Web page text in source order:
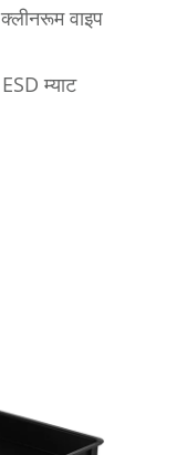
क्लीनरूम वाइप
ESD म्याट